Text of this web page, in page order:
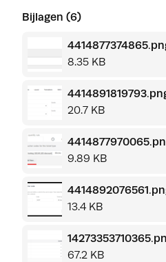
Bijlagen (6)
8.35 KB
20.7 KB
9.89 KB
13.4 KB
67.2 KB